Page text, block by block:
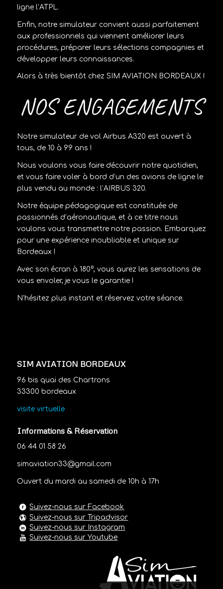
ligne l’ATPL.
Enfin, notre simulateur convient aussi parfaitement
aux professionnels qui viennent améliorer leurs
procédures, préparer leurs sélections compagnies et
développer leurs connaissances.
Alors à très bientôt chez SIM AVIATION BORDEAUX !
NOS ENGAGEMENTS
Notre simulateur de vol Airbus A320 est ouvert à
tous, de 10 à 99 ans !
Nous voulons vous faire découvrir notre quotidien,
et vous faire voler à bord d’un des avions de ligne le
plus vendu au monde : l’AIRBUS 320.
Notre équipe pédagogique est constituée de
passionnés d’aéronautique, et à ce titre nous
voulons vous transmettre notre passion. Embarquez
pour une expérience inoubliable et unique sur
Bordeaux !
Avec son écran à 180°, vous aurez les sensations de
vous envoler, je vous le garantie !
N’hésitez plus instant et réservez votre séance.
SIM AVIATION BORDEAUX
96 bis quai des Chartrons
33300 bordeaux
visite virtuelle
Informations & Réservation
06 44 01 58 26
simaviation33@gmail.com
Ouvert du mardi au samedi de 10h à 17h
Suivez-nous sur Facebook
Suivez-nous sur Tripadvisor
Suivez-nous sur Instagram
Suivez-nous sur Youtube